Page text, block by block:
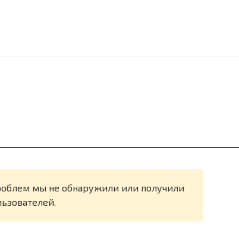
мы не обнаружили или получили